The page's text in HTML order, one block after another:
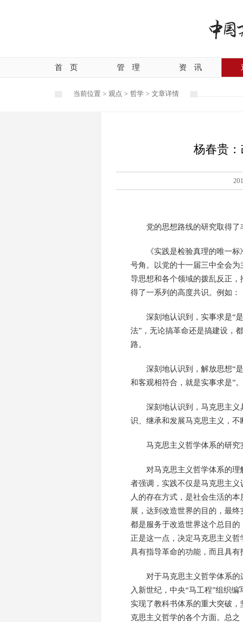
首 页 管 理 资 讯
当前位置 > 观点 > 哲学 > 文章详情
杨春贵
党的思想路线的研究取得了
《实践是检验真理的唯一标
号角。以党的十一届三中全会
导思想和各个领域的拨乱反正
得了一系列的高度共识。例如：
深刻地认识到，实事求是“是
法”，无论搞革命还是搞建设，
路。
深刻地认识到，解放思想“是
和客观相符合，就是实事求是”。
深刻地认识到，马克思主义
识、继承和发展马克思主义，不
马克思主义哲学体系的研究
对马克思主义哲学体系的理
者强调，实践不仅是马克思主
人的存在方式，是社会生活的
展，达到改造世界的目的，最
都是服务于改造世界这个总目的
正是这一点，决定马克思主义
具有指导革命的功能，而且具有
对于马克思主义哲学体系的
入新世纪，中央“马工程”组织
实现了教科书体系的重大突破
克思主义哲学的各个方面。总